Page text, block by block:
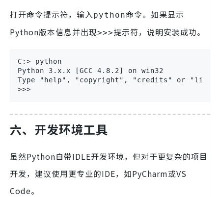
打开命令提示符，输入 python命令。如果显示
Python版本信息并出现>>>提示符，说明安装成功。
C:> python
Python 3.x.x [GCC 4.8.2] on win32
Type "help", "copyright", "credits" or
>>>
六、开发环境工具
虽然Python自带IDLE开发环境，但对于更复杂的项目
开发，建议使用更专业的IDE，如PyCharm或VS
Code。